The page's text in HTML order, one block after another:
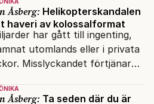
Åsberg: Helikopterskandalen
haveri av kolossalformat
har gått till ingenting,
utomlands eller i privata
Misslyckandet förtjänar
Åsberg: Ta seden där du är